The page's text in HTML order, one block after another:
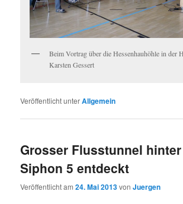
Beim Vortrag über die Hessenhauhöhle in der
Karsten Gessert
Veröffentlicht unterAllgemein
Grosser Flusstunnel hinter
Siphon 5 entdeckt
Veröffentlicht am24. Mai 2013vonJuergen